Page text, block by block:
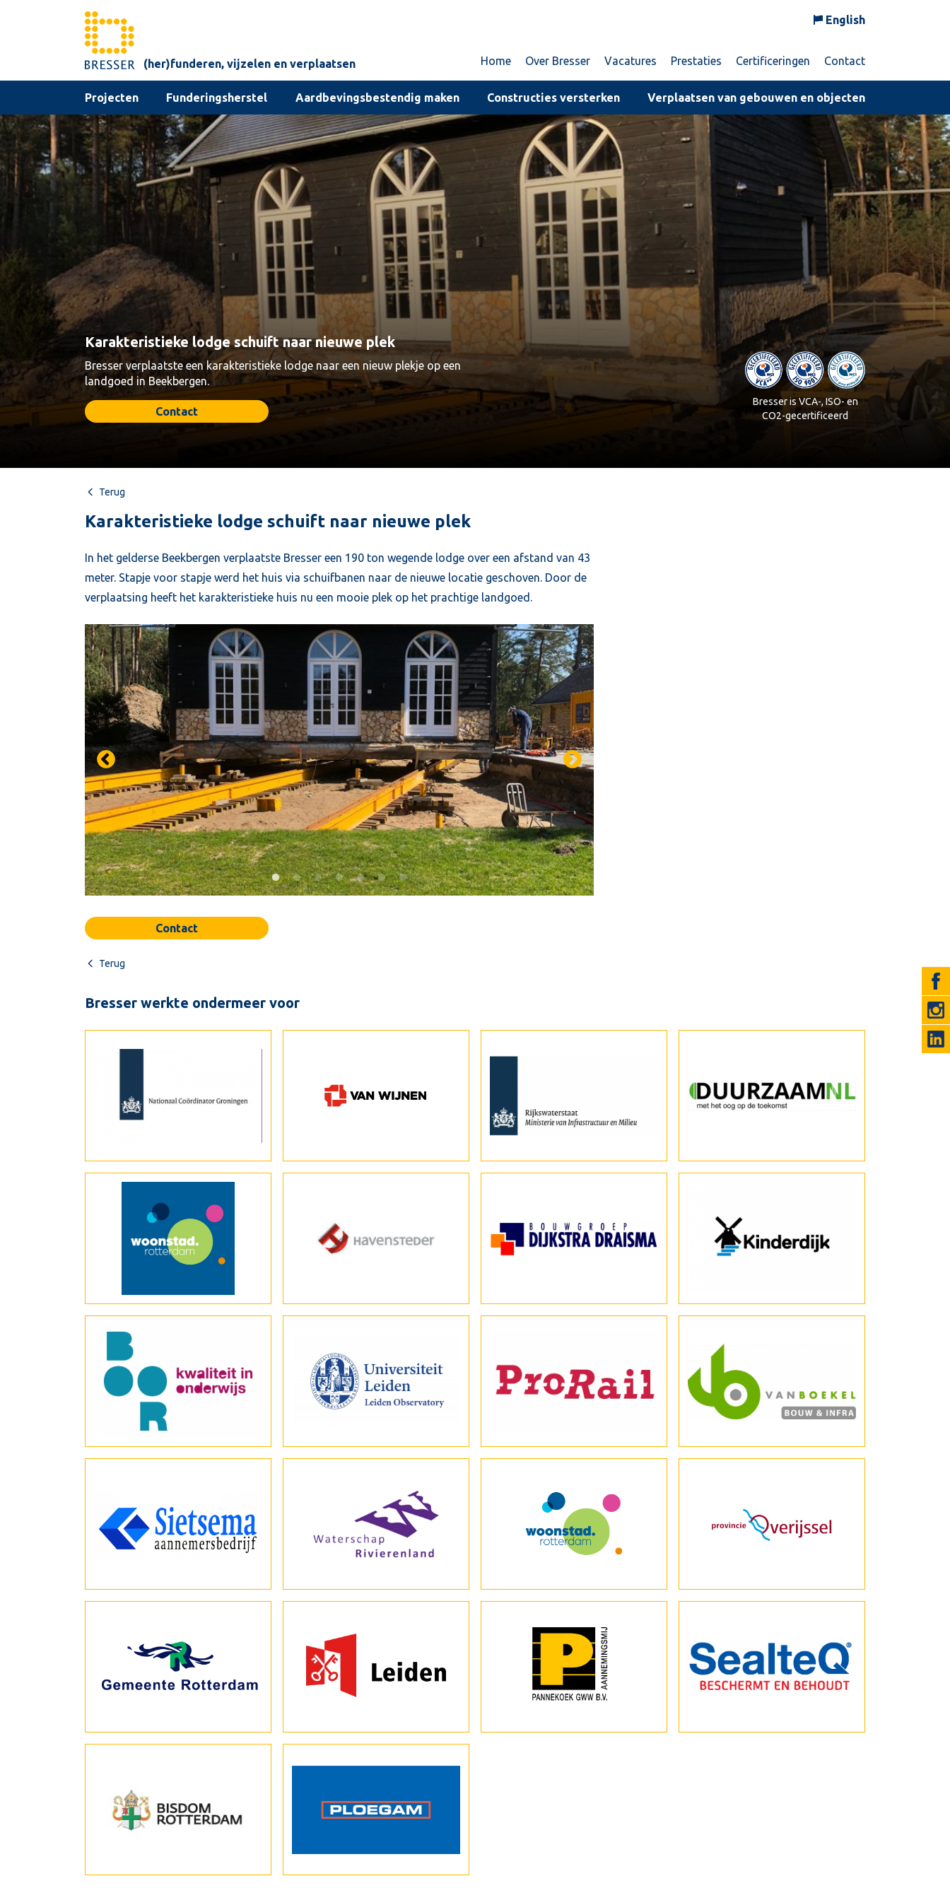
(her)funderen, vijzelen en verplaatsen
English
Home Over Bresser Vacatures Prestaties Certificeringen Contact
Projecten Funderingsherstel Aardbevingsbestendig maken Constructies versterken Verplaatsen van gebouwen en objecten
Karakteristieke lodge schuift naar nieuwe plek
Bresser verplaatste een karakteristieke lodge naar een nieuw plekje op een
landgoed in Beekbergen.
Contact
Bresser is VCA-, ISO- en
CO2-gecertificeerd
Terug
Karakteristieke lodge schuift naar nieuwe plek
In het gelderse Beekbergen verplaatste Bresser een 190 ton wegende lodge over een afstand van 43
meter. Stapje voor stapje werd het huis via schuifbanen naar de nieuwe locatie geschoven. Door de
verplaatsing heeft het karakteristieke huis nu een mooie plek op het prachtige landgoed.
Contact
Terug
Bresser werkte ondermeer voor